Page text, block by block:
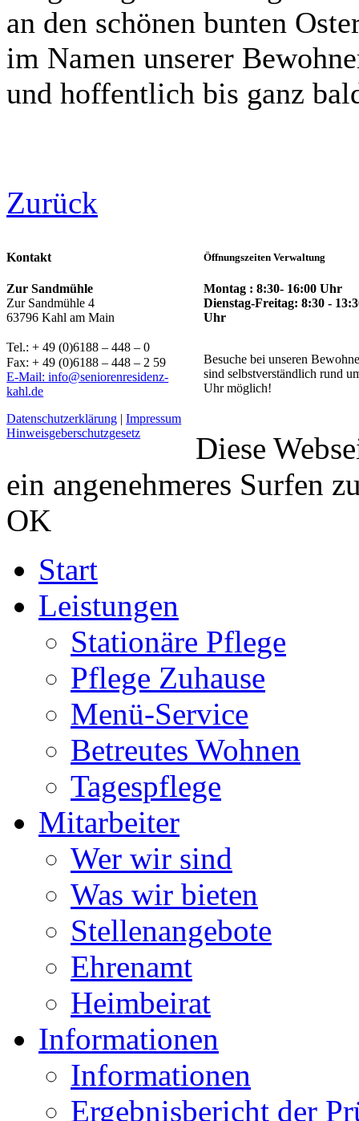
an den schönen bunten
im Namen unserer
und hoffentlich bis ganz
Zurück
Kontakt
Zur Sandmühle
Zur Sandmühle 4
63796 Kahl am Main
Tel.: + 49 (0)6188 – 448 – 0
Fax: + 49 (0)6188 – 448 – 2 59
E-Mail: info@seniorenresidenz-
kahl.de
Datenschutzerklärung |Impressum
Hinweisgeberschutzgesetz
Öffnungszeiten Verwaltung
Montag : 8:30- 16:00 Uhr
Dienstag-Freitag: 8:30 -
Uhr
Besuche bei unseren
sind selbstverständlich rund
Uhr möglich!
Diese
ein angenehmeres Surfen
OK
Start
Leistungen
Stationäre Pflege
Pflege Zuhause
Menü-Service
Betreutes Wohnen
Tagespflege
Mitarbeiter
Wer wir sind
Was wir bieten
Stellenangebote
Ehrenamt
Heimbeirat
Informationen
Informationen
Ergebnisbericht der